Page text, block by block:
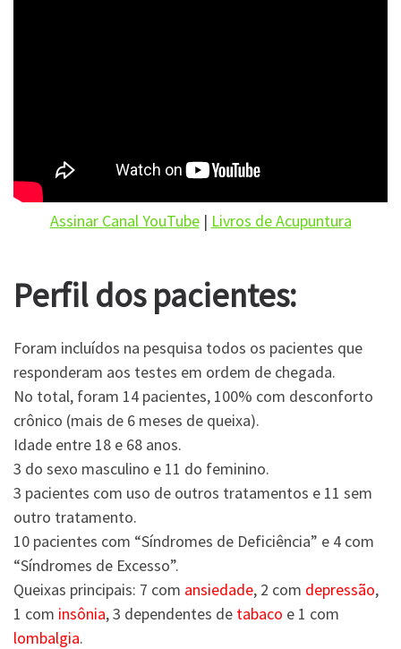
Assinar Canal YouTube| Livros de Acupuntura
Perfil dos pacientes:
Foram incluídos na pesquisa todos os pacientes que
responderam aos testes em ordem de chegada.
No total, foram 14 pacientes, 100% com desconforto
crônico (mais de 6 meses de queixa).
Idade entre 18 e 68 anos.
3 do sexo masculino e 11 do feminino.
3 pacientes com uso de outros tratamentos e 11 sem
outro tratamento.
10 pacientes com “Síndromes de Deficiência” e 4 com
“Síndromes de Excesso”.
Queixas principais: 7 com ansiedade, 2 com depressão,
1 com insônia, 3 dependentes de tabaco e 1 com
lombalgia.